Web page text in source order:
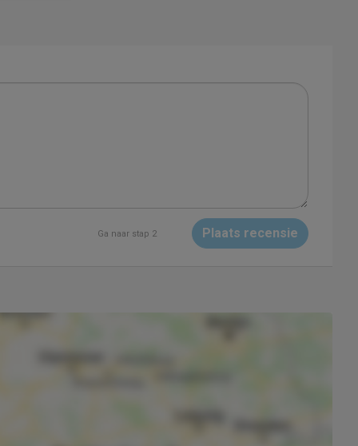
Ga naar stap 2 Plaats recensie